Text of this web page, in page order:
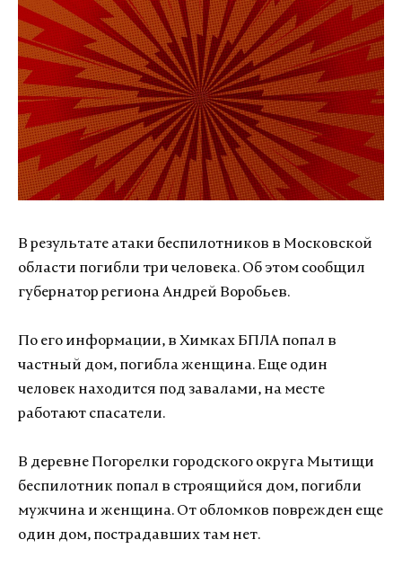
В результате атаки беспилотников в Московской
области погибли три человека. Об этом сообщил
губернатор региона Андрей Воробьев.
По его информации, в Химках БПЛА попал в
частный дом, погибла женщина. Еще один
человек находится под завалами, на месте
работают спасатели.
В деревне Погорелки городского округа Мытищи
беспилотник попал в строящийся дом, погибли
мужчина и женщина. От обломков поврежден еще
один дом, пострадавших там нет.